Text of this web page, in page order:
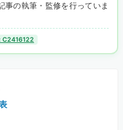
事の執筆・監修を行っていま
C2416122